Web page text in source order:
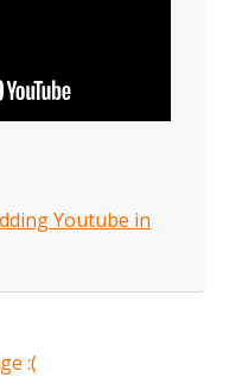
Youtube in
:(